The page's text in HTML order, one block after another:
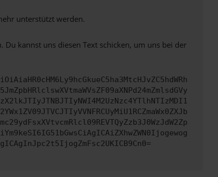
unterstützt werden.
kannst uns diesen Text schicken, um uns bei der